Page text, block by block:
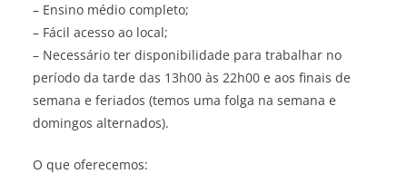
– Ensino médio completo;
– Fácil acesso ao local;
– Necessário ter disponibilidade para trabalhar no
período da tarde das 13h00 às 22h00 e aos finais de
semana e feriados (temos uma folga na semana e
domingos alternados).
O que oferecemos: